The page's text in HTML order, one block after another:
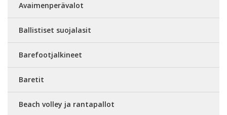
Avaimenperävalot
Ballistiset suojalasit
Barefootjalkineet
Baretit
Beach volley ja rantapallot